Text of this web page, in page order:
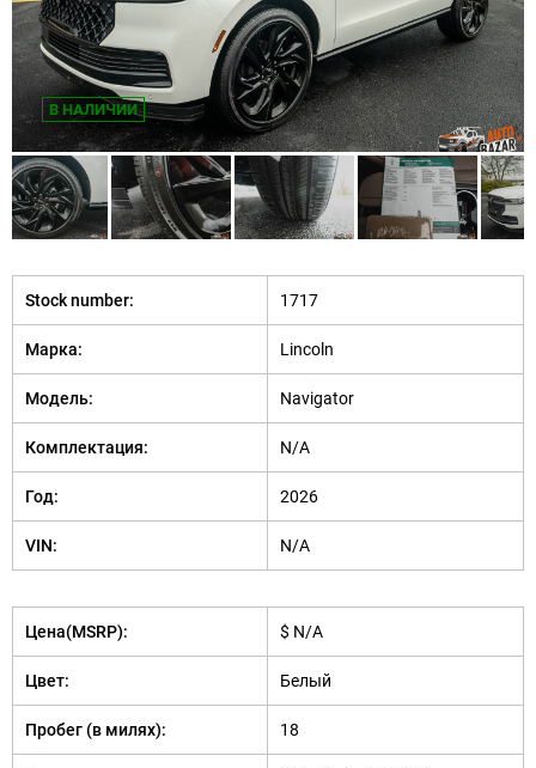
В НАЛИЧИИ
Stock number: 1717
Марка: Lincoln
Модель: Navigator
Комплектация: N/A
Год: 2026
VIN: N/A
Цена(MSRP): $ N/A
Цвет: Белый
Пробег (в милях): 18